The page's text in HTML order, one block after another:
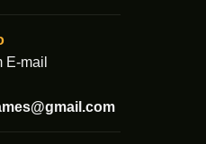
E-mail